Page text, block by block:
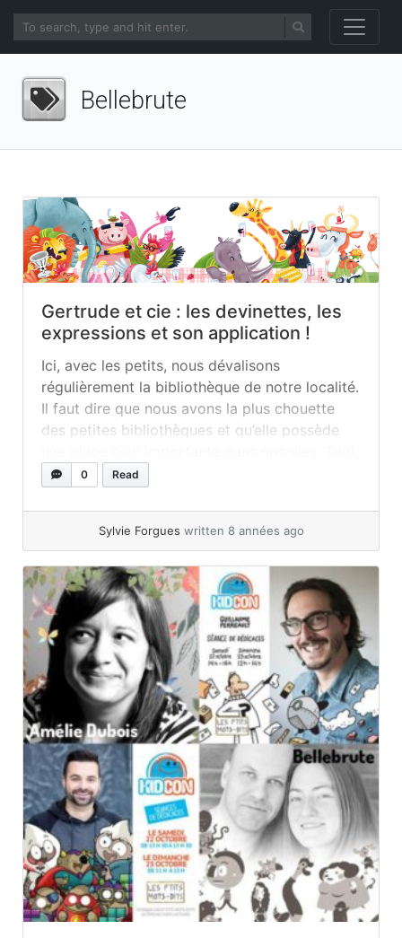
Bellebrute
Gertrude et cie : les devinettes, les
expressions et son application !
Ici, avec les petits, nous dévalisons
régulièrement la bibliothèque de notre localité.
Il faut dire que nous avons la plus chouette
des petites bibliothèques et qu’elle possède
juste arrivés d’une visite, il est courant que
jeunesse sur la table et que... »read more
0 Read
Sylvie Forgues written 8 années ago